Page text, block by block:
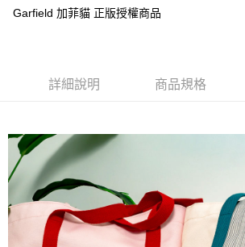
２．便利：只要手機號碼，簡訊認證，即可結帳。
１．於結帳方式選擇「AFTEE先享後付」後，將跳轉
結帳頁面，進行簡訊認證並確認金額後，即可完成結
２．訂單成立數日內，您將收到繳費通知簡訊。
３．收到繳費通知簡訊後14天內，點擊此簡訊中的連
ATM／網路銀行／等多元方式進行付款，方視為交易
※ 請注意：結帳手續完成當下不需立刻繳費，但若
購買商品的店家。未經商家同意取消之訂單仍視為有
後付繳納相關費用。
付款後全家取貨
每筆NT$60，滿NT$499(含以上)免運費
7-11付款取貨
每筆NT$60，滿NT$499(含以上)免運費
Garfield 加菲貓 正版授權商品
詳細說明 商品規格